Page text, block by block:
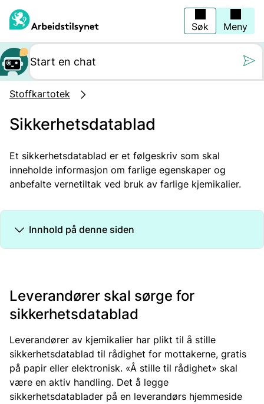
hovedinnhold
Søk Meny
Stoffkartotek
Sikkerhetsdatablad
Et sikkerhetsdatablad er et følgeskriv som skal
inneholde informasjon om farlige egenskaper og
anbefalte vernetiltak ved bruk av farlige kjemikalier.
Innhold på denne siden
Leverandører skal sørge for
sikkerhetsdatablad
Leverandører av kjemikalier har plikt til å stille
sikkerhetsdatablad til rådighet for mottakerne, gratis
på papir eller elektronisk. «Å stille til rådighet» skal
være en aktiv handling. Det å legge
sikkerhetsdatablader på en leverandørs hjemmeside